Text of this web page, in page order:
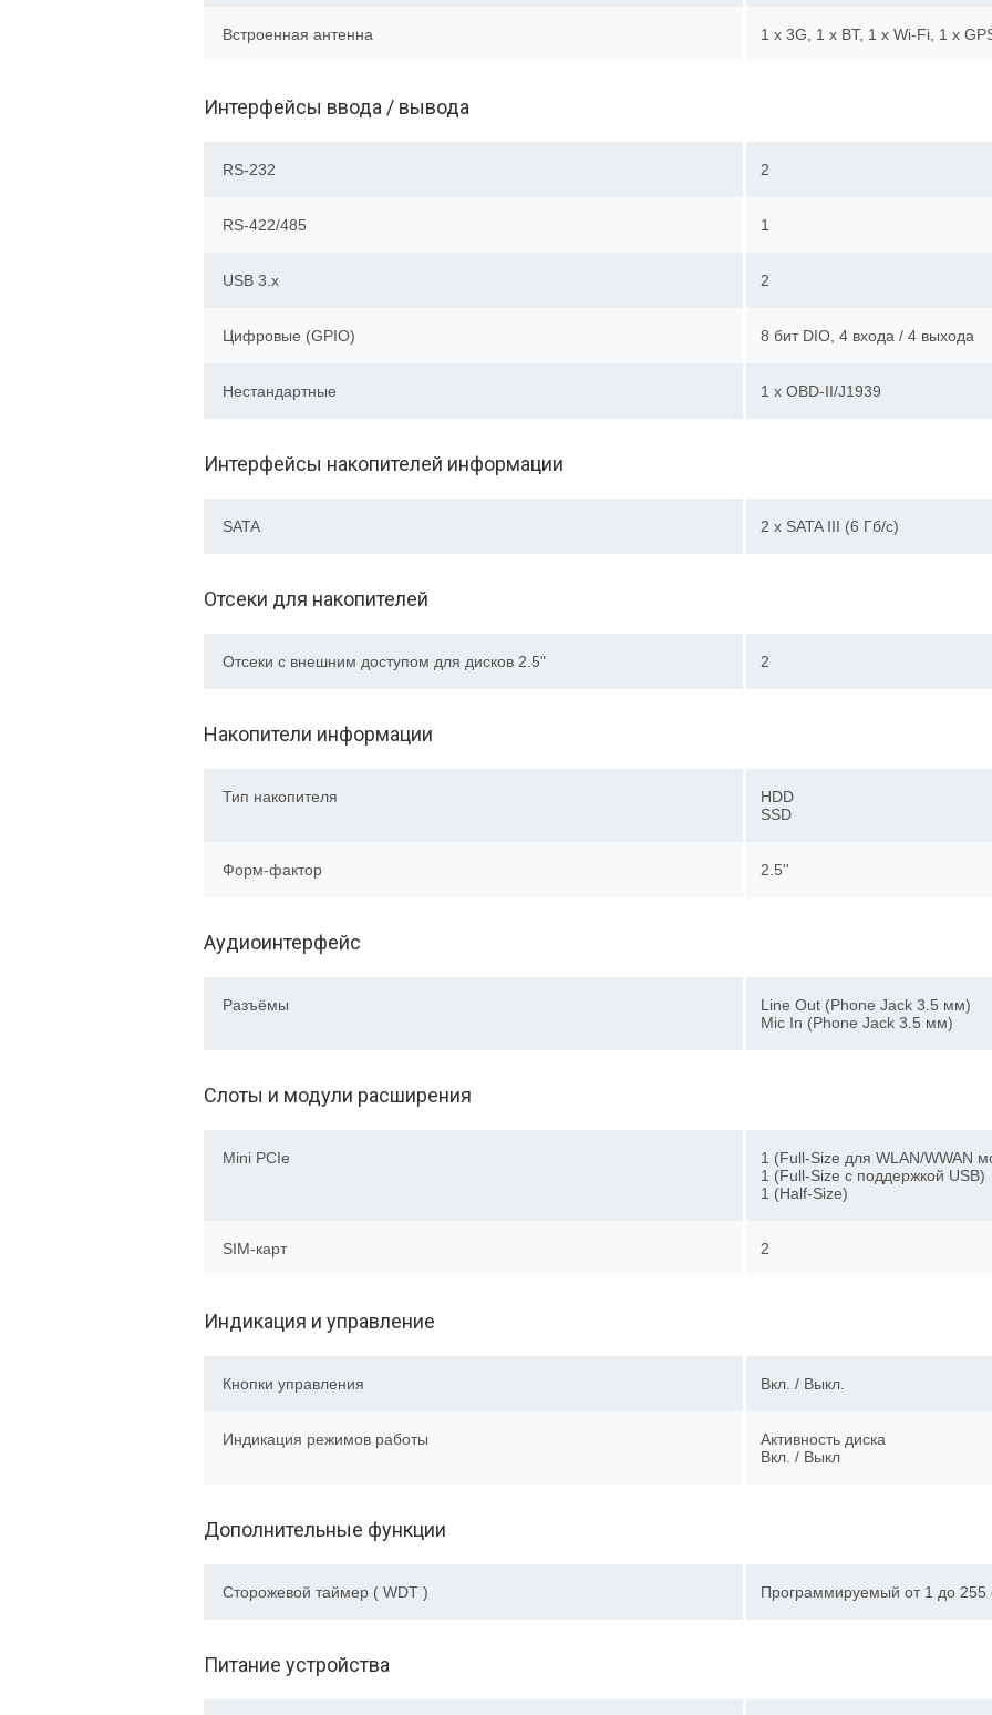
Встроенная антенна 1 x 3G, 1 x BT, 1 x Wi-Fi, 1 x
Интерфейсы ввода / вывода
RS-232 2
RS-422/485 1
USB 3.x 2
Цифровые (GPIO) 8 бит DIO, 4 входа / 4 выхода
Нестандартные 1 x OBD-II/J1939
Интерфейсы накопителей информации
SATA 2 х SATA III (6 Гб/с)
Отсеки для накопителей
Отсеки с внешним доступом для дисков 2.5" 2
Накопители информации
Тип накопителя
HDD
SSD
Форм-фактор 2.5''
Аудиоинтерфейс
Разъёмы
Line Out (Phone Jack 3.5 мм)
Mic In (Phone Jack 3.5 мм)
Слоты и модули расширения
Mini PCIe
1 (Full-Size для WLAN/WWAN
1 (Full-Size с поддержкой
1 (Half-Size)
SIM-карт 2
Индикация и управление
Кнопки управления Вкл. / Выкл.
Индикация режимов работы
Активность диска
Вкл. / Выкл
Дополнительные функции
Сторожевой таймер ( WDT ) Программируемый от 1 до
Питание устройства